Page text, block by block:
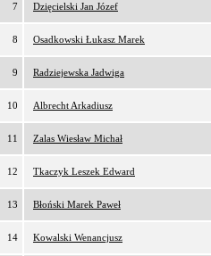
7 Dzięcielski Jan Józef
8 Osadkowski Łukasz Marek
9 Radziejewska Jadwiga
10 Albrecht Arkadiusz
11 Zalas Wiesław Michał
12 Tkaczyk Leszek Edward
13 Błoński Marek Paweł
14 Kowalski Wenancjusz